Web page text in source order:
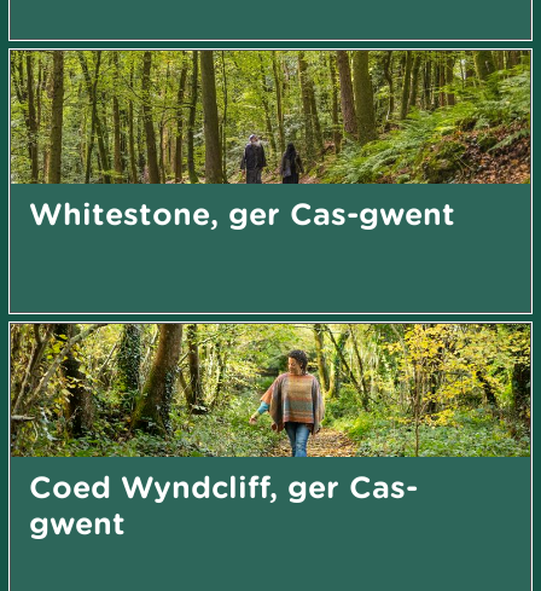
Whitestone, ger Cas-gwent
Coed Wyndcliff, ger Cas-
gwent